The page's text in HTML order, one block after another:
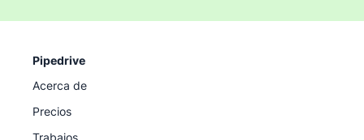
Pipedrive
Acerca de
Precios
Trabajos